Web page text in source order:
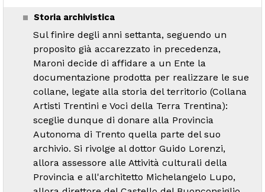
Storia archivistica
Sul finire degli anni settanta, seguendo un
proposito già accarezzato in precedenza,
Maroni decide di affidare a un Ente la
documentazione prodotta per realizzare le sue
collane, legate alla storia del territorio (Collana
Artisti Trentini e Voci della Terra Trentina):
sceglie dunque di donare alla Provincia
Autonoma di Trento quella parte del suo
archivio. Si rivolge al dottor Guido Lorenzi,
allora assessore alle Attività culturali della
Provincia e all'architetto Michelangelo Lupo,